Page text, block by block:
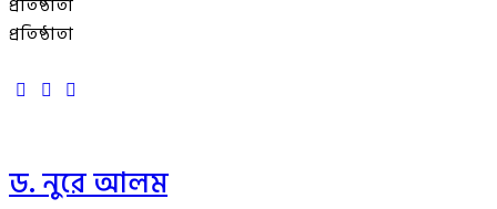
প্রতিষ্ঠাতা
ড. নুরে আলম